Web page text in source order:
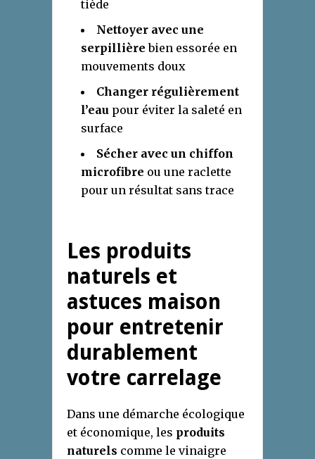
tiède
Nettoyer avec une
serpillière bien essorée en
mouvements doux
Changer régulièrement
l’eau pour éviter la saleté en
surface
Sécher avec un chiffon
microfibre ou une raclette
pour un résultat sans trace
Les produits
naturels et
astuces maison
pour entretenir
durablement
votre carrelage
Dans une démarche écologique
et économique, les produits
naturels comme le vinaigre